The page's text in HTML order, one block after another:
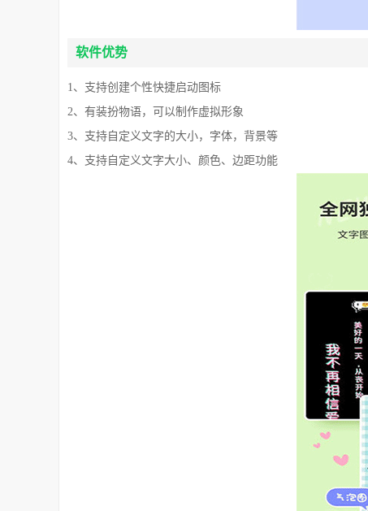
软件优势
1、支持创建个性快捷启动图标
2、有装扮物语，可以制作虚拟形象
3、支持自定义文字的大小，字体，背景等
4、支持自定义文字大小、颜色、边距功能